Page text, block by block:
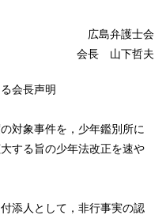
広島弁護士会
会長 山下哲夫
会長声明
対象事件を，少年鑑別所に
する旨の少年法改正を速や
添人として，非行事実の認